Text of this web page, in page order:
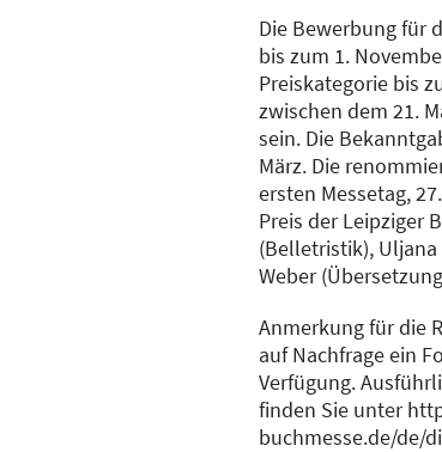
Die Bewerbung für
bis zum 1.
Preiskategorie bis
zwischen dem 21.
sein. Die
März. Die
ersten Messetag,
Preis der Leipziger
(Belletristik),
Weber
Anmerkung für die
auf Nachfrage ein
Verfügung.
finden Sie unter
buchmesse.de/de/